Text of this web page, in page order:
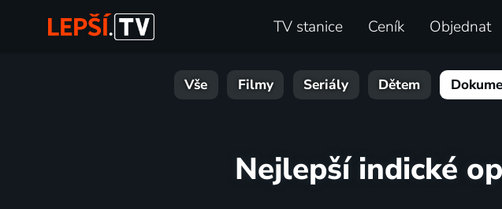
TV stanice Ceník Objednat
Vše Filmy Seriály Dětem
Nejlepší indické